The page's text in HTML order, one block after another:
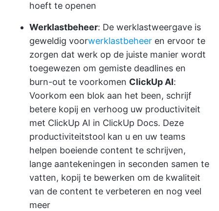
hoeft te openen
Werklastbeheer: De werklastweergave is
geweldig voorwerklastbeheer en ervoor te
zorgen dat werk op de juiste manier wordt
toegewezen om gemiste deadlines en
burn-out te voorkomen ClickUp AI:
Voorkom een blok aan het been, schrijf
betere kopij en verhoog uw productiviteit
met ClickUp AI in ClickUp Docs. Deze
productiviteitstool kan u en uw teams
helpen boeiende content te schrijven,
lange aantekeningen in seconden samen te
vatten, kopij te bewerken om de kwaliteit
van de content te verbeteren en nog veel
meer